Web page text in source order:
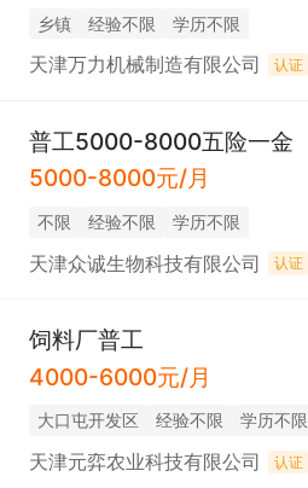
乡镇 经验不限 学历不限
天津万力机械制造有限公司 认证
普工5000-8000五险一金
5000-8000元/月
不限 经验不限 学历不限
天津众诚生物科技有限公司 认证
饲料厂普工
4000-6000元/月
大口屯开发区 经验不限 学历不限
天津元弈农业科技有限公司 认证